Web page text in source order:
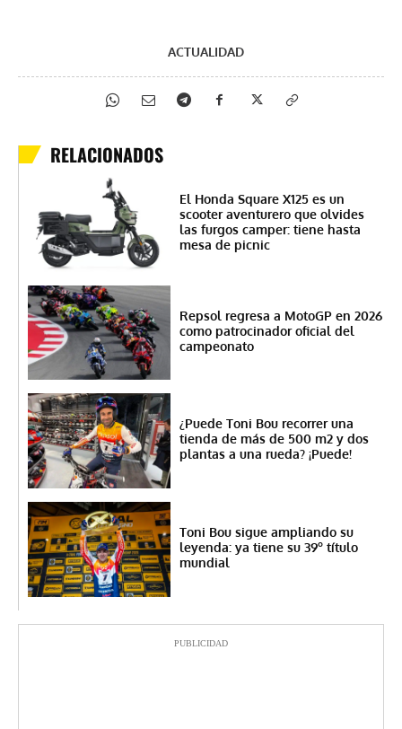
ACTUALIDAD
RELACIONADOS
El Honda Square X125 es un
scooter aventurero que olvides
las furgos camper: tiene hasta
mesa de picnic
Repsol regresa a MotoGP en 2026
como patrocinador oficial del
campeonato
¿Puede Toni Bou recorrer una
tienda de más de 500 m2 y dos
plantas a una rueda? ¡Puede!
Toni Bou sigue ampliando su
leyenda: ya tiene su 39º título
mundial
PUBLICIDAD